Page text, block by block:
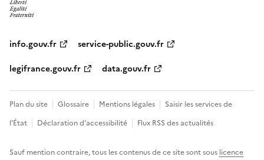
info.gouv.fr
service-public.gouv.fr
legifrance.gouv.fr
data.gouv.fr
Plan du site Glossaire Mentions légales
Saisir les services de
l’État
Déclaration d’accessibilité Flux RSS des actualités
Sauf mention contraire, tous les contenus de ce site sont sous licence